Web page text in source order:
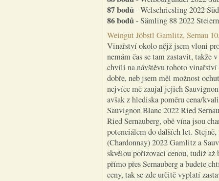
87 bodů- Welschriesling 2022
86 bodů- Sämling 88 2022
Weingut Jöbstl Gamlitz, Sernau
Vinařství okolo nějž jsem vloni
nemám čas se tam zastavit, takže
chvíli na návštěvu tohoto
dobře, neb jsem měl možnost
nejvíce mě zaujal jejich
avšak z hlediska poměru cena/
Sauvignon Blanc 2022 Ried
Ried Sernauberg, obě vína jsou
potenciálem do dalších let.
(Chardonnay) 2022 Gamlitz a
skvělou pořizovací cenou, tudíž
přímo přes Sernauberg a budete
ceny, tak se zde určitě vyplatí